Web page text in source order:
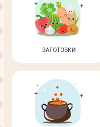
ЗАГОТОВКИ